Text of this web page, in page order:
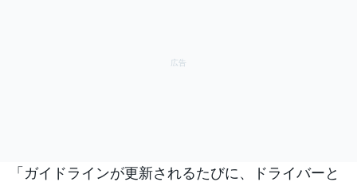
「ガイドラインが更新されるたびに、ドライバーと